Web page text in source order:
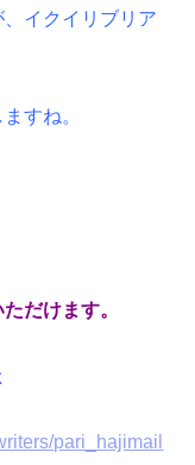
イクイリブリア
すね。
だけます。
pari_hajimail